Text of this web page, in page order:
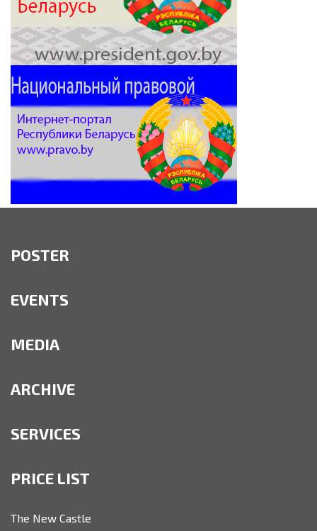
POSTER
EVENTS
MEDIA
ARCHIVE
SERVICES
PRICE LIST
The New Castle